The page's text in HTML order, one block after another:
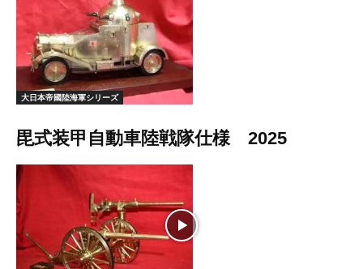
大日本帝國陸海軍シリーズ
毘式装甲自動車陸戦隊仕様 2025